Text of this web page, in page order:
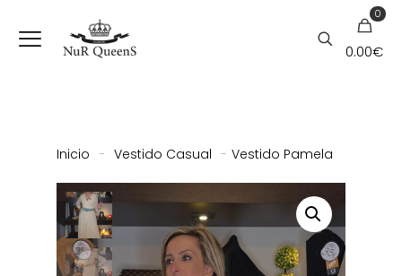
0
0.00€
Inicio - Vestido Casual - Vestido Pamela